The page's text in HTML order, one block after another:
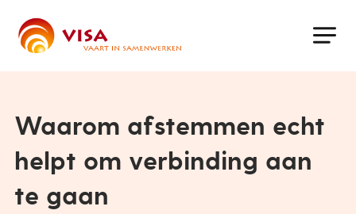
main
Waarom afstemmen echt
helpt om verbinding aan
te gaan